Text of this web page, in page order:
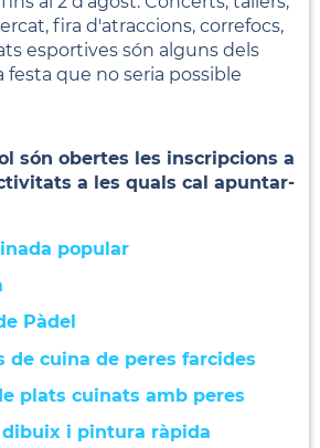
fira d'atraccions, correfocs,
esportives són alguns dels
que no seria possible
són obertes les inscripcions a
a les quals cal apuntar-
popular
Pàdel
de cuina de peres farcides
plats cuinats amb peres
dibuix i pintura ràpida